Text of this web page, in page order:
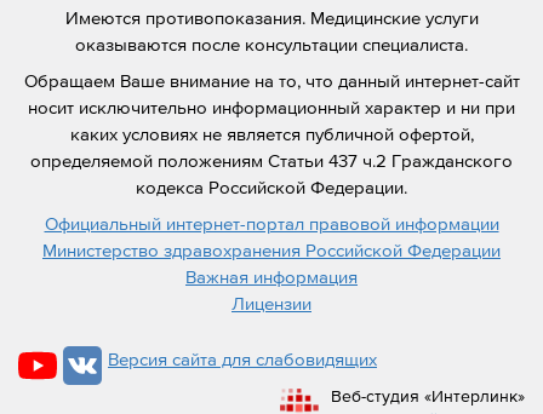
Имеются противопоказания. Медицинские услуги
оказываются после консультации специалиста.
Обращаем Ваше внимание на то, что данный интернет-сайт
носит исключительно информационный характер и ни при
каких условиях не является публичной офертой,
определяемой положениям Статьи 437 ч.2 Гражданского
кодекса Российской Федерации.
Официальный интернет-портал правовой информации
Министерство здравохранения Российской Федерации
Важная информация
Лицензии
Версия сайта для слабовидящих
Веб-студия «Интерлинк»